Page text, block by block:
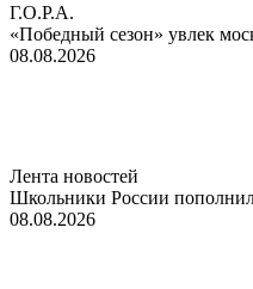
Г.О.Р.А.
«Победный сезон» увлек
08.08.2026
Лента новостей
Школьники России
08.08.2026